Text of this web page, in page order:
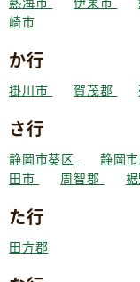
崎市
か行
掛川市 賀茂郡
さ行
静岡市葵区 静岡
田市
周智郡
た行
田方郡